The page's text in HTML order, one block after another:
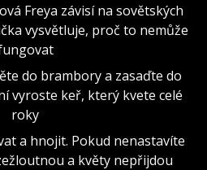
Freya závisí na sovětských
vysvětluje, proč to nemůže
do brambory a zasaďte do
vyroste keř, který kvete celé
roky
a hnojit. Pokud nenastavíte
a květy nepřijdou